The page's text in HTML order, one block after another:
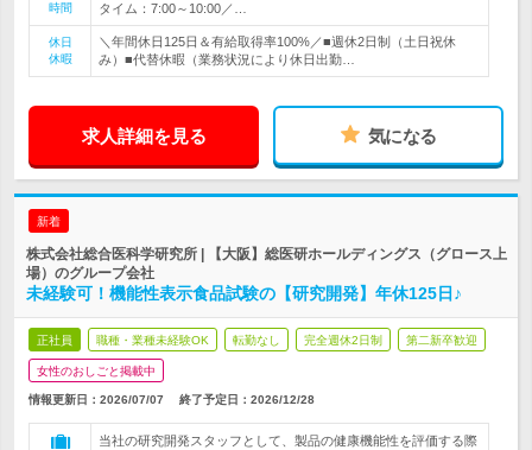
時間
タイム：7:00～10:00／…
休日
休暇
＼年間休日125日＆有給取得率100%／■週休2日制（土日祝休
み）■代替休暇（業務状況により休日出勤…
求人詳細を見る 気になる
新着
株式会社総合医科学研究所 | 【大阪】総医研ホールディングス（グロース上
場）のグループ会社
未経験可！機能性表示食品試験の【研究開発】年休125日♪
正社員 職種・業種未経験OK 転勤なし 完全週休2日制 第二新卒歓迎
女性のおしごと掲載中
情報更新日：2026/07/07 終了予定日： 2026/12/28
当社の研究開発スタッフとして、製品の健康機能性を評価する際